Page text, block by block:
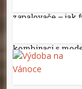
zapalovače – jak
kombinaci s